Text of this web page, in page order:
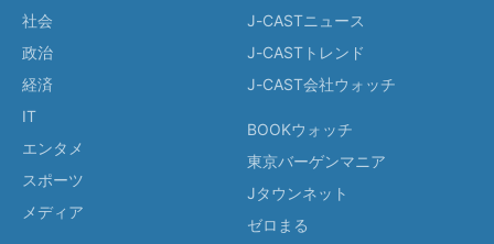
社会
政治
経済
IT
エンタメ
スポーツ
メディア
J-CASTニュース
J-CASTトレンド
J-CAST会社ウォッチ
BOOKウォッチ
東京バーゲンマニア
Jタウンネット
ゼロまる